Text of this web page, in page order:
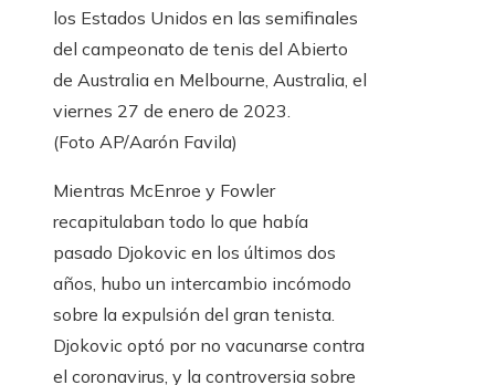
los Estados Unidos en las semifinales
del campeonato de tenis del Abierto
de Australia en Melbourne, Australia, el
viernes 27 de enero de 2023.
(Foto AP/Aarón Favila)
Mientras McEnroe y Fowler
recapitulaban todo lo que había
pasado Djokovic en los últimos dos
años, hubo un intercambio incómodo
sobre la expulsión del gran tenista.
Djokovic optó por no vacunarse contra
el coronavirus, y la controversia sobre